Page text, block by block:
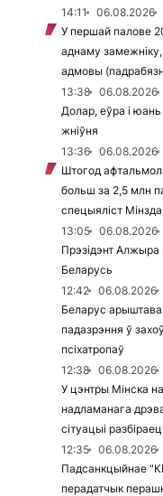
14:11
06.08.2026
У першай палове
аднаму
адмовы
13:38
06.08.2026
Долар, еўра і
жніўня
13:36
06.08.2026
Штогод
больш за 2,5 млн
спецыяліст
13:05
06.08.2026
Прэзідэнт
Беларусь
12:42
06.08.2026
Беларус
падазрэння ў
псіхатропаў
12:38
06.08.2026
У цэнтры Мінска
надламанага
сітуацыі
12:35
06.08.2026
Падсанкцыйнае
перадатчык